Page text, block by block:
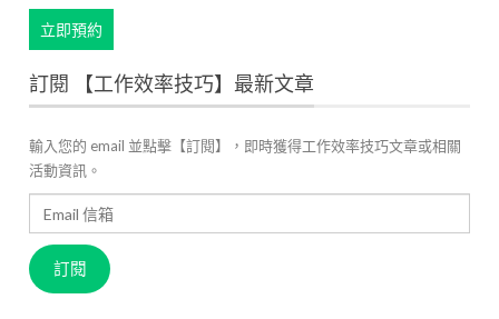
立即預約
訂閱 【工作效率技巧】最新文章
輸入您的 email 並點擊【訂閱】，即時獲得工作效率技巧文章或相關
活動資訊。
信
箱
訂閱